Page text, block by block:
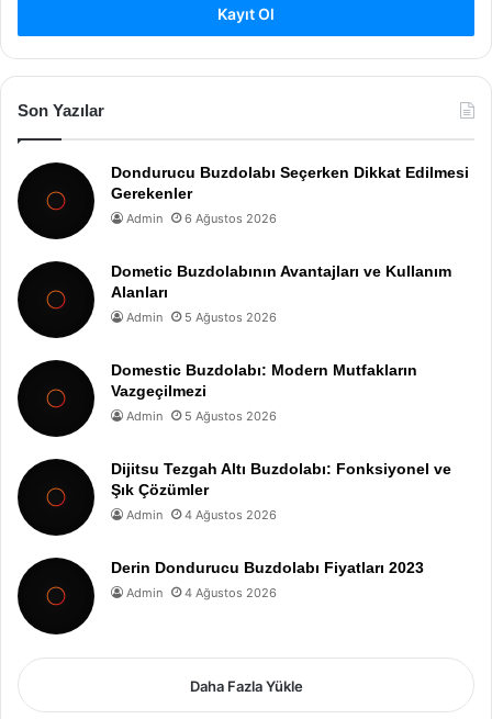
Kayıt Ol
Son Yazılar
Dondurucu Buzdolabı Seçerken Dikkat Edilmesi
Gerekenler
Admin 6 Ağustos 2026
Dometic Buzdolabının Avantajları ve Kullanım
Alanları
Admin 5 Ağustos 2026
Domestic Buzdolabı: Modern Mutfakların
Vazgeçilmezi
Admin 5 Ağustos 2026
Dijitsu Tezgah Altı Buzdolabı: Fonksiyonel ve
Şık Çözümler
Admin 4 Ağustos 2026
Derin Dondurucu Buzdolabı Fiyatları 2023
Admin 4 Ağustos 2026
Daha Fazla Yükle